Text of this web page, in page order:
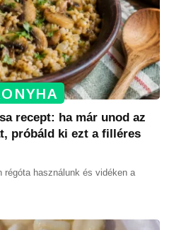
recept: ha már unod az
próbáld ki ezt a filléres
régóta használunk és vidéken a